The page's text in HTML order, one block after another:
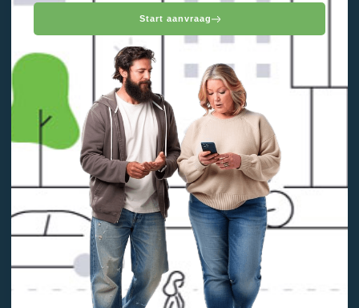
Start aanvraag